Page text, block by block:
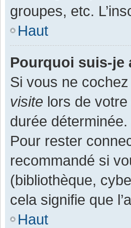
groupes, etc.
Haut
Pourquoi suis-je
Si vous ne
visite lors de
durée
Pour rester
recommandé si
(bibliothèque,
cela signifie que
Haut